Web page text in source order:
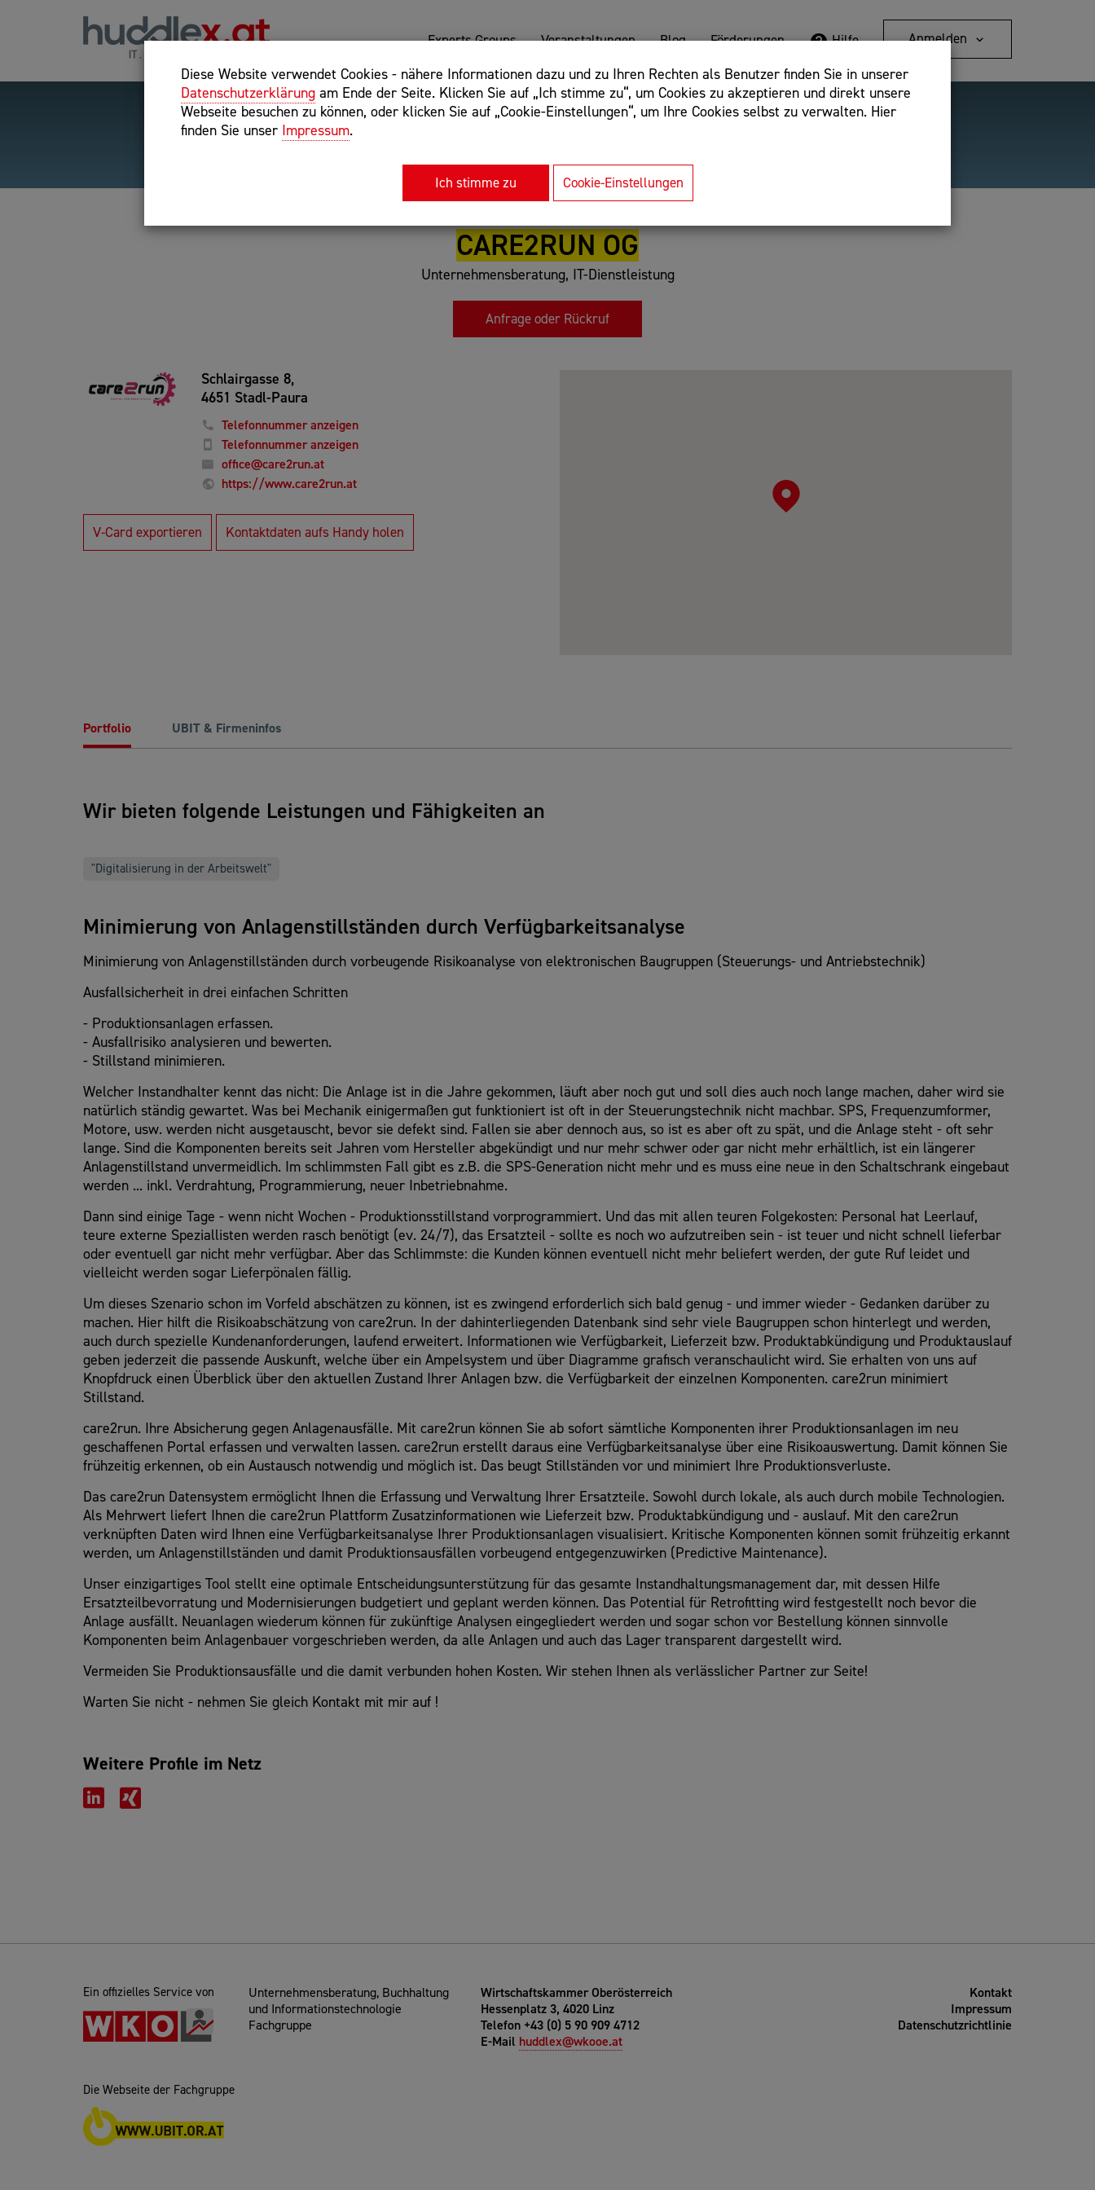
Diese Website verwendet Cookies - nähere Informationen dazu und zu Ihren Rechten als Benutzer finden Sie in unserer
Datenschutzerklärung am Ende der Seite. Klicken Sie auf „Ich stimme zu“, um Cookies zu akzeptieren und direkt unsere
Webseite besuchen zu können, oder klicken Sie auf „Cookie-Einstellungen“, um Ihre Cookies selbst zu verwalten. Hier
finden Sie unser Impressum.
Ich stimme zu Cookie-Einstellungen
Experts Groups Veranstaltungen Blog Förderungen Hilfe Anmelden
Hilfreiche Suchparameter: Begriff einschließen: +webshop, Begriff ausschließen: -webshop,
Exakter Suchbegriff: "internet of things"
Detailsuche
CARE2RUN OG
Unternehmensberatung, IT-Dienstleistung
Anfrage oder Rückruf
Schlairgasse 8,
4651 Stadl-Paura
Telefonnummer anzeigen
Telefonnummer anzeigen
office@care2run.at
https://www.care2run.at
V-Card exportieren Kontaktdaten aufs Handy holen
Portfolio UBIT & Firmeninfos
Wir bieten folgende Leistungen und Fähigkeiten an
"Digitalisierung in der Arbeitswelt"
Minimierung von Anlagenstillständen durch Verfügbarkeitsanalyse
Minimierung von Anlagenstillständen durch vorbeugende Risikoanalyse von elektronischen Baugruppen (Steuerungs- und Antriebstechnik)
Ausfallsicherheit in drei einfachen Schritten
- Produktionsanlagen erfassen.
- Ausfallrisiko analysieren und bewerten.
- Stillstand minimieren.
Welcher Instandhalter kennt das nicht: Die Anlage ist in die Jahre gekommen, läuft aber noch gut und soll dies auch noch lange machen, daher wird sie
natürlich ständig gewartet. Was bei Mechanik einigermaßen gut funktioniert ist oft in der Steuerungstechnik nicht machbar. SPS, Frequenzumformer,
Motore, usw. werden nicht ausgetauscht, bevor sie defekt sind. Fallen sie aber dennoch aus, so ist es aber oft zu spät, und die Anlage steht - oft sehr
lange. Sind die Komponenten bereits seit Jahren vom Hersteller abgekündigt und nur mehr schwer oder gar nicht mehr erhältlich, ist ein längerer
Anlagenstillstand unvermeidlich. Im schlimmsten Fall gibt es z.B. die SPS-Generation nicht mehr und es muss eine neue in den Schaltschrank eingebaut
werden ... inkl. Verdrahtung, Programmierung, neuer Inbetriebnahme.
Dann sind einige Tage - wenn nicht Wochen - Produktionsstillstand vorprogrammiert. Und das mit allen teuren Folgekosten: Personal hat Leerlauf,
teure externe Speziallisten werden rasch benötigt (ev. 24/7), das Ersatzteil - sollte es noch wo aufzutreiben sein - ist teuer und nicht schnell lieferbar
oder eventuell gar nicht mehr verfügbar. Aber das Schlimmste: die Kunden können eventuell nicht mehr beliefert werden, der gute Ruf leidet und
vielleicht werden sogar Lieferpönalen fällig.
Um dieses Szenario schon im Vorfeld abschätzen zu können, ist es zwingend erforderlich sich bald genug - und immer wieder - Gedanken darüber zu
machen. Hier hilft die Risikoabschätzung von care2run. In der dahinterliegenden Datenbank sind sehr viele Baugruppen schon hinterlegt und werden,
auch durch spezielle Kundenanforderungen, laufend erweitert. Informationen wie Verfügbarkeit, Lieferzeit bzw. Produktabkündigung und Produktauslauf
geben jederzeit die passende Auskunft, welche über ein Ampelsystem und über Diagramme grafisch veranschaulicht wird. Sie erhalten von uns auf
Knopfdruck einen Überblick über den aktuellen Zustand Ihrer Anlagen bzw. die Verfügbarkeit der einzelnen Komponenten. care2run minimiert
Stillstand.
care2run. Ihre Absicherung gegen Anlagenausfälle. Mit care2run können Sie ab sofort sämtliche Komponenten ihrer Produktionsanlagen im neu
geschaffenen Portal erfassen und verwalten lassen. care2run erstellt daraus eine Verfügbarkeitsanalyse über eine Risikoauswertung. Damit können Sie
frühzeitig erkennen, ob ein Austausch notwendig und möglich ist. Das beugt Stillständen vor und minimiert Ihre Produktionsverluste.
Das care2run Datensystem ermöglicht Ihnen die Erfassung und Verwaltung Ihrer Ersatzteile. Sowohl durch lokale, als auch durch mobile Technologien.
Als Mehrwert liefert Ihnen die care2run Plattform Zusatzinformationen wie Lieferzeit bzw. Produktabkündigung und - auslauf. Mit den care2run
verknüpften Daten wird Ihnen eine Verfügbarkeitsanalyse Ihrer Produktionsanlagen visualisiert. Kritische Komponenten können somit frühzeitig erkannt
werden, um Anlagenstillständen und damit Produktionsausfällen vorbeugend entgegenzuwirken (Predictive Maintenance).
Unser einzigartiges Tool stellt eine optimale Entscheidungsunterstützung für das gesamte Instandhaltungsmanagement dar, mit dessen Hilfe
Ersatzteilbevorratung und Modernisierungen budgetiert und geplant werden können. Das Potential für Retrofitting wird festgestellt noch bevor die
Anlage ausfällt. Neuanlagen wiederum können für zukünftige Analysen eingegliedert werden und sogar schon vor Bestellung können sinnvolle
Komponenten beim Anlagenbauer vorgeschrieben werden, da alle Anlagen und auch das Lager transparent dargestellt wird.
Vermeiden Sie Produktionsausfälle und die damit verbunden hohen Kosten. Wir stehen Ihnen als verlässlicher Partner zur Seite!
Warten Sie nicht - nehmen Sie gleich Kontakt mit mir auf !
Weitere Profile im Netz
Ein offizielles Service von
Unternehmensberatung, Buchhaltung
und Informationstechnologie
Fachgruppe
Wirtschaftskammer Oberösterreich
Hessenplatz 3, 4020 Linz
Telefon +43 (0) 5 90 909 4712
E-Mail huddlex@wkooe.at
Kontakt
Impressum
Datenschutzrichtlinie
Die Webseite der Fachgruppe